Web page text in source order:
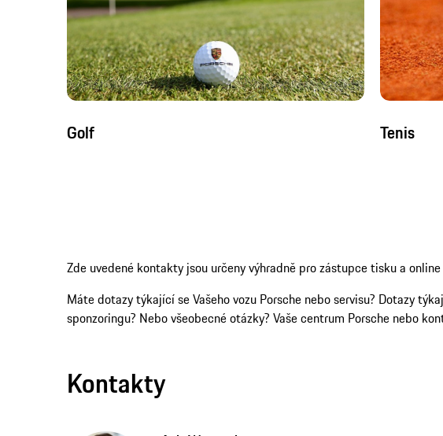
Golf Tenis
Zde uvedené kontakty jsou určeny výhradně pro zástupce tisku a
Máte dotazy týkající se Vašeho vozu Porsche nebo servisu? Dotazy
sponzoringu? Nebo všeobecné otázky? Vaše centrum Porsche nebo
Kontakty